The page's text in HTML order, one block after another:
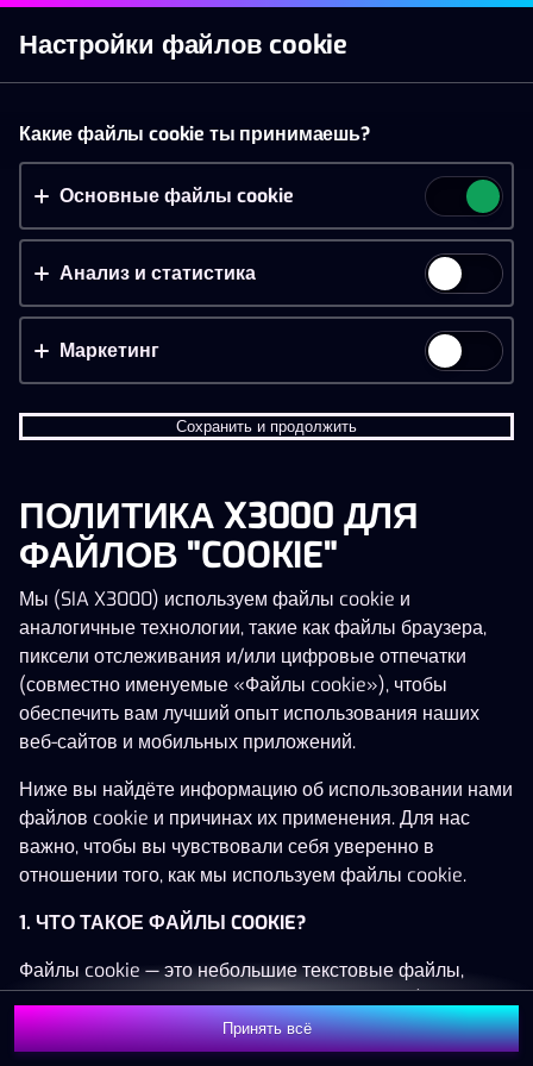
Эта игра недоступна как демо-версия.
Пожалуйста, авторизуйся, чтобы играть в
эту игру на реальные деньги.
Принять файлы cookie?
На этом веб-сайте используются 3 различных типа
файлов cookie: основные, отслеживающие и
Принять всё
Настройки и информация
Настройки файлов cookie
Какие файлы cookie ты принимаешь?
Основные файлы cookie
Анализ и статистика
Маркетинг
Сохранить и продолжить
ПОЛИТИКА X3000 ДЛЯ
ФАЙЛОВ "COOKIE"
Мы (SIA X3000) используем файлы cookie и
аналогичные технологии, такие как файлы браузера,
пиксели отслеживания и/или цифровые отпечатки
(совместно именуемые «Файлы cookie»), чтобы
обеспечить вам лучший опыт использования наших
веб-сайтов и мобильных приложений.
Ниже вы найдёте информацию об использовании нами
файлов cookie и причинах их применения. Для нас
важно, чтобы вы чувствовали себя уверенно в
отношении того, как мы используем файлы cookie.
1. ЧТО ТАКОЕ ФАЙЛЫ COOKIE?
Файлы cookie — это небольшие текстовые файлы,
которые сохраняются на вашем устройстве (например,
на компьютере, мобильном телефоне или планшете)
при посещении наших веб-сайтов. Размещение
Принять всё